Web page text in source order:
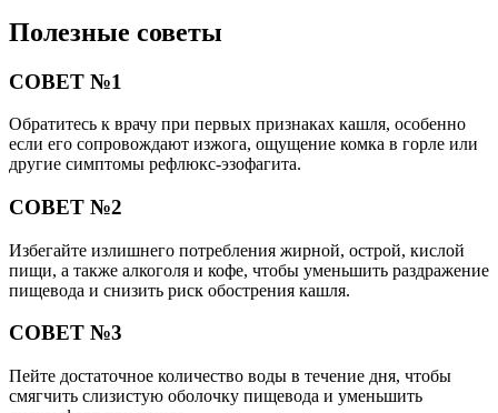
Полезные советы
СОВЕТ №1
Обратитесь к врачу при первых признаках кашля, особенно
если его сопровождают изжога, ощущение комка в горле или
другие симптомы рефлюкс-эзофагита.
СОВЕТ №2
Избегайте излишнего потребления жирной, острой, кислой
пищи, а также алкоголя и кофе, чтобы уменьшить раздражение
пищевода и снизить риск обострения кашля.
СОВЕТ №3
Пейте достаточное количество воды в течение дня, чтобы
смягчить слизистую оболочку пищевода и уменьшить